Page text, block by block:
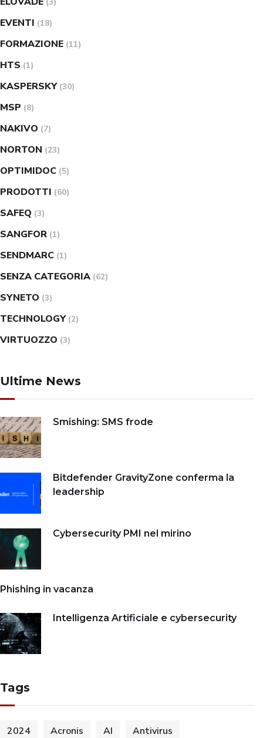
EVENTI (18)
FORMAZIONE (11)
HTS (1)
KASPERSKY (30)
MSP (8)
NAKIVO (7)
NORTON (23)
OPTIMIDOC (5)
PRODOTTI (60)
SAFEQ (3)
SANGFOR (1)
SENDMARC (1)
SENZA CATEGORIA (62)
SYNETO (3)
TECHNOLOGY (2)
VIRTUOZZO (3)
Ultime News
Smishing: SMS frode
Bitdefender GravityZone conferma la
leadership
Cybersecurity PMI nel mirino
Phishing in vacanza
Intelligenza Artificiale e cybersecurity
Tags
2024 Acronis AI Antivirus